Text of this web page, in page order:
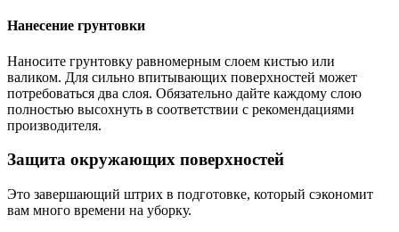
Нанесение грунтовки
Наносите грунтовку равномерным слоем кистью или
валиком. Для сильно впитывающих поверхностей может
потребоваться два слоя. Обязательно дайте каждому слою
полностью высохнуть в соответствии с рекомендациями
производителя.
Защита окружающих поверхностей
Это завершающий штрих в подготовке, который сэкономит
вам много времени на уборку.